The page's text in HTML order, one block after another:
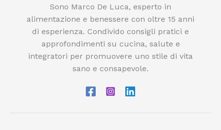
Sono Marco De Luca, esperto in
alimentazione e benessere con oltre 15 anni
di esperienza. Condivido consigli pratici e
approfondimenti su cucina, salute e
integratori per promuovere uno stile di vita
sano e consapevole.